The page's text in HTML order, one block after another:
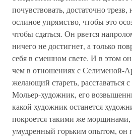
почувствовать, достаточно трезв,
ослиное упрямство, чтобы это
чтобы сдаться. Он рвется
ничего не достигнет, а только
себя в смешном свете. И в этом
чем в отношениях с Селименой-
желающий стареть,
Мольер-художник, его
какой художник останется
покроется такими же морщинами,
умудренный горьким опытом, он